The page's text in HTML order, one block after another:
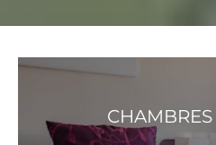
CHAMBRES